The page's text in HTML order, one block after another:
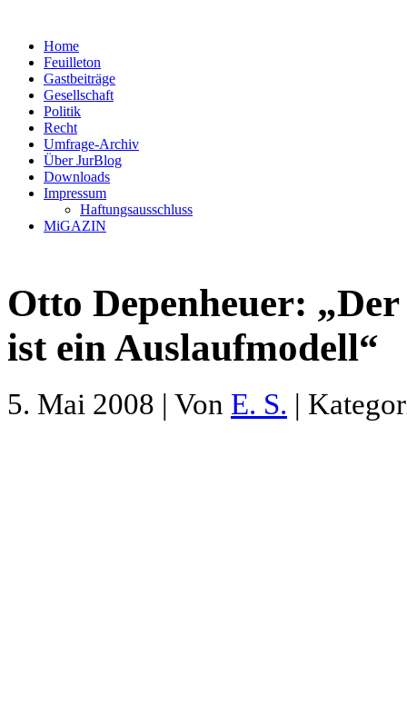
Home
Feuilleton
Gastbeiträge
Gesellschaft
Politik
Recht
Umfrage-Archiv
Über JurBlog
Downloads
Impressum
Haftungsausschluss
MiGAZIN
Otto Depenheuer:
ist ein Auslaufmodell“
5. Mai 2008 | Von E. S. |